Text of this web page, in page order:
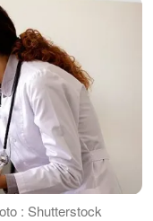
: Shutterstock